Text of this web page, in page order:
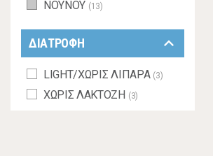
ΝΟΥΝΟΥ (13)
ΔΙΑΤΡΟΦΗ keyboard_arrow_down
LIGHT/ΧΩΡΙΣ ΛΙΠΑΡΑ (3)
ΧΩΡΙΣ ΛΑΚΤΟΖΗ (3)